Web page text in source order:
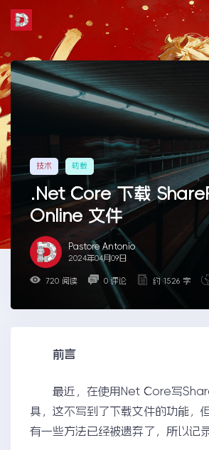
the
技术 转载
.Net Core 下载
Online 文件
Pastore Antonio
2024年04月09日
720 阅读 0 评论 约 1526 字
前言
最近，在使用Net Core写
具，这不写到了下载文件的功能，
有一些方法已经被遗弃了，所以记